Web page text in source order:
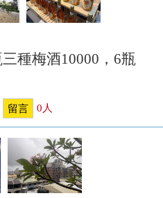
種梅酒10000，6瓶
留言 0人